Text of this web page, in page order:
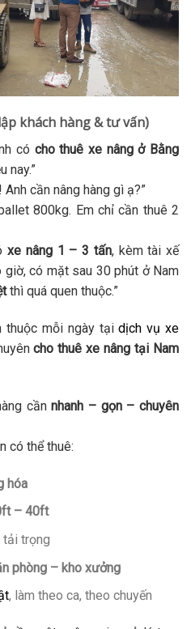
khách hàng & tư vấn)
có cho thuê xe nâng ở Bằng
nay.”
Anh cần nâng hàng gì ạ?”
800kg. Em chỉ cần thuê 2
xe nâng 1 – 3 tấn, kèm tài xế
giờ, có mặt sau 30 phút ở Nam
thì quá quen thuộc.”
thuộc mỗi ngày tạidịch vụ xe
cho thuê xe nâng tại Nam
cầnnhanh – gọn – chuyên
có thể thuê:
hóa
– 40ft
trọng
phòng – kho xưởng
, làm theo ca, theo chuyến